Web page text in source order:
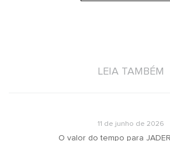
LEIA TAMBÉM
11 de junho de 2026
O valor do tempo para